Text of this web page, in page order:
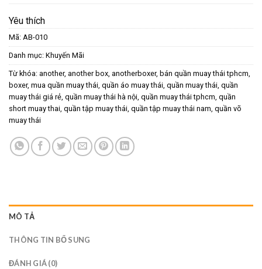
Yêu thích
Mã: AB-010
Danh mục: Khuyến Mãi
Từ khóa: another, another box, anotherboxer, bán quần muay thái tphcm,
boxer, mua quần muay thái, quần áo muay thái, quần muay thái, quần
muay thái giá rẻ, quần muay thái hà nội, quần muay thái tphcm, quần
short muay thai, quần tập muay thái, quần tập muay thái nam, quần võ
muay thái
MÔ TẢ
THÔNG TIN BỔ SUNG
ĐÁNH GIÁ (0)